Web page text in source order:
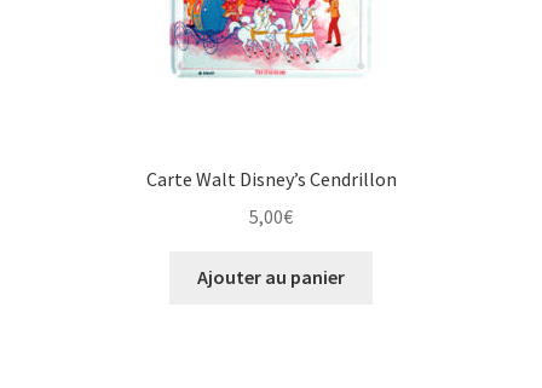
Carte Walt Disney’s Cendrillon
5,00€
Ajouter au panier